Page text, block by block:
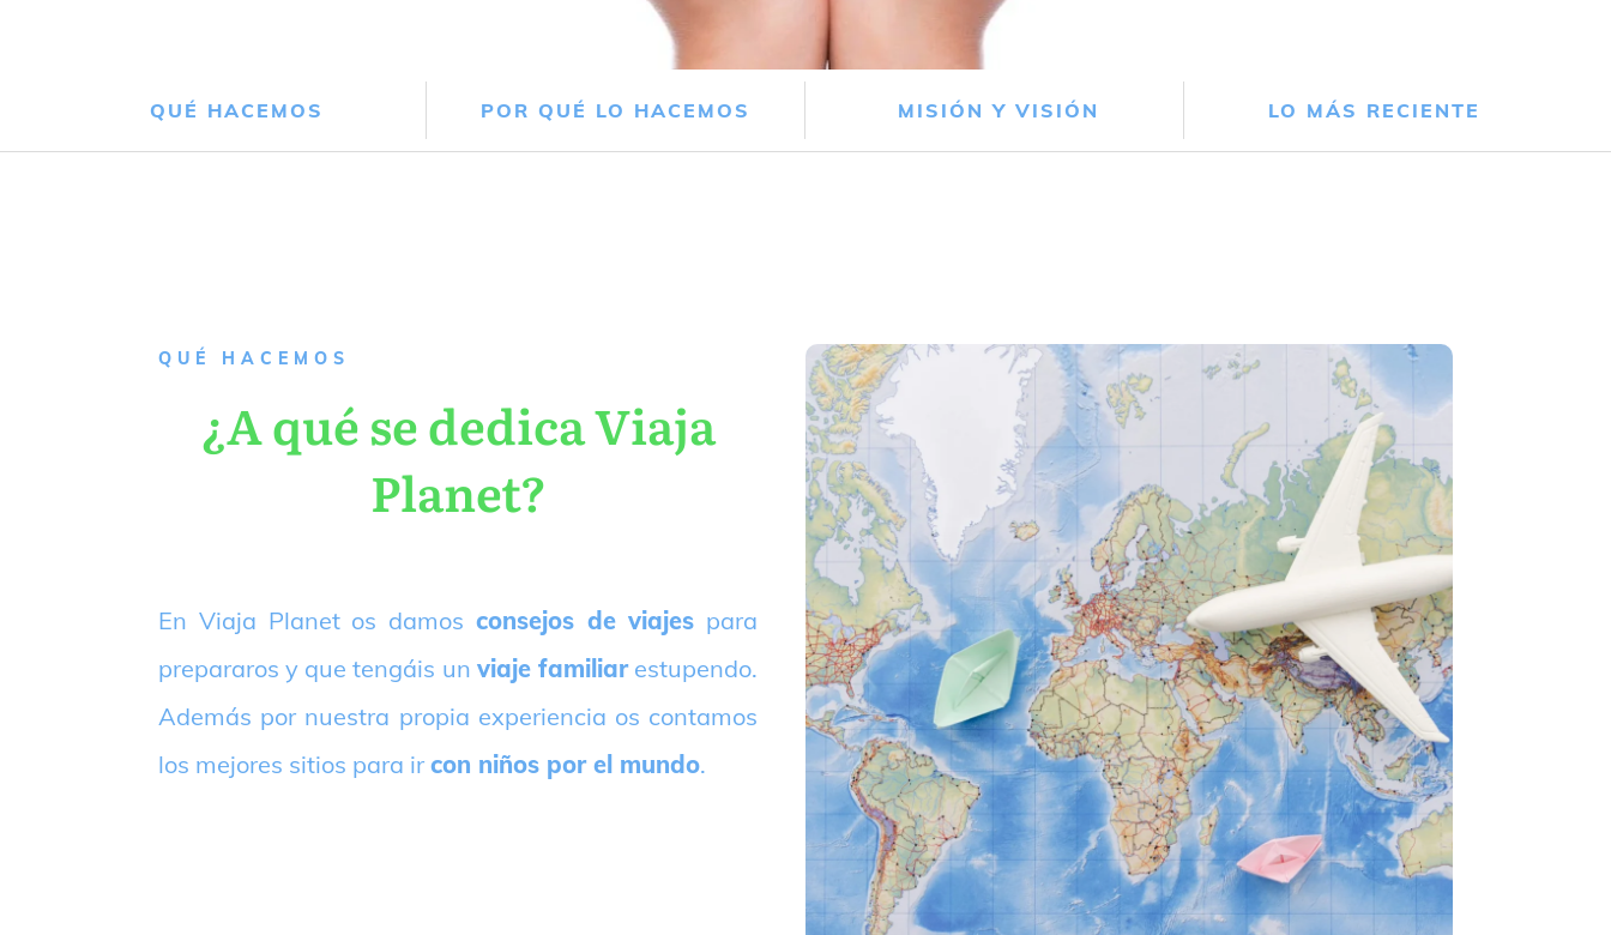
QUÉ HACEMOS POR QUÉ LO HACEMOS MISIÓN Y VISIÓN LO MÁS RECIENTE
QUÉ HACEMOS
¿A qué se dedica Viaja
Planet?
En Viaja Planet os damos consejos de viajes para
prepararos y que tengáis un viaje familiarestupendo.
Además por nuestra propia experiencia os contamos
los mejores sitios para ir con niños por el mundo.